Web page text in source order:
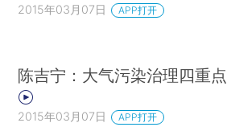
2015年03月07日 APP打开
陈吉宁：大气污染治理四重点
2015年03月07日 APP打开